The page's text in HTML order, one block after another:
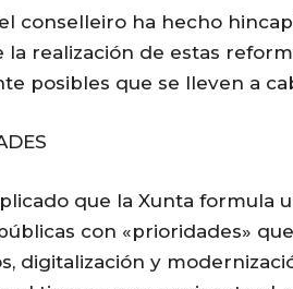
conselleiro ha hecho
la realización de estas
posibles que se lleven a
que la Xunta formula
con «prioridades»
digitalización y